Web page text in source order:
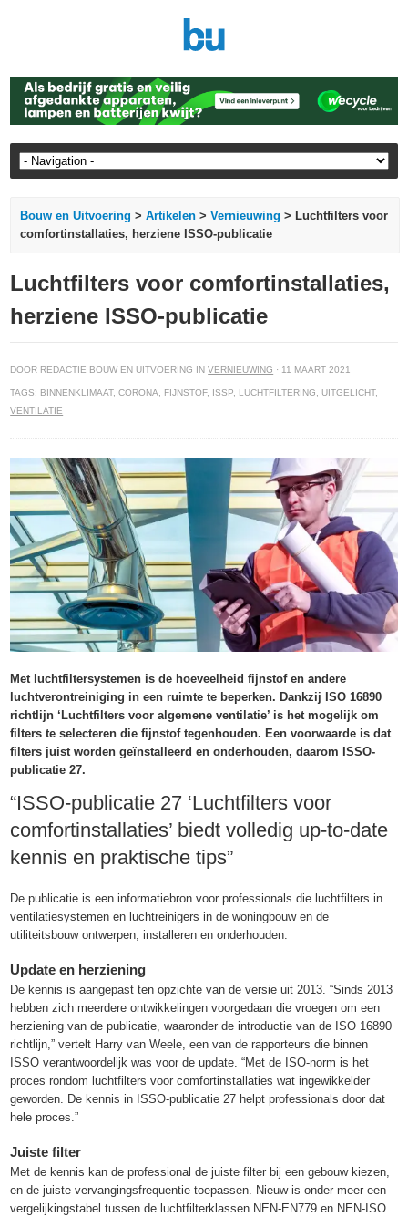
Bouw en Uitvoering >Artikelen >Vernieuwing > Luchtfilters voor
comfortinstallaties, herziene ISSO-publicatie
Luchtfilters voor comfortinstallaties,
herziene ISSO-publicatie
DOOR REDACTIE BOUW EN UITVOERING INVERNIEUWING · 11 MAART 2021
TAGS: BINNENKLIMAAT,CORONA, FIJNSTOF, ISSP, LUCHTFILTERING,UITGELICHT,
VENTILATIE
Met luchtfiltersystemen is de hoeveelheid fijnstof en andere
luchtverontreiniging in een ruimte te beperken. Dankzij ISO 16890
richtlijn ‘Luchtfilters voor algemene ventilatie’ is het mogelijk om
filters te selecteren die fijnstof tegenhouden. Een voorwaarde is dat
filters juist worden geïnstalleerd en onderhouden, daarom ISSO-
publicatie 27.
“ISSO-publicatie 27 ‘Luchtfilters voor
comfortinstallaties’ biedt volledig up-to-date
kennis en praktische tips”
De publicatie is een informatiebron voor professionals die luchtfilters in
ventilatiesystemen en luchtreinigers in de woningbouw en de
utiliteitsbouw ontwerpen, installeren en onderhouden.
Update en herziening
De kennis is aangepast ten opzichte van de versie uit 2013. “Sinds 2013
hebben zich meerdere ontwikkelingen voorgedaan die vroegen om een
herziening van de publicatie, waaronder de introductie van de ISO 16890
richtlijn,” vertelt Harry van Weele, een van de rapporteurs die binnen
ISSO verantwoordelijk was voor de update. “Met de ISO-norm is het
proces rondom luchtfilters voor comfortinstallaties wat ingewikkelder
geworden. De kennis in ISSO-publicatie 27 helpt professionals door dat
hele proces.”
Juiste filter
Met de kennis kan de professional de juiste filter bij een gebouw kiezen,
en de juiste vervangingsfrequentie toepassen. Nieuw is onder meer een
vergelijkingstabel tussen de luchtfilterklassen NEN-EN779 en NEN-ISO